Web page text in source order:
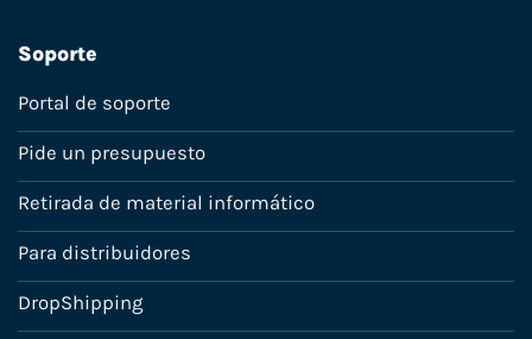
Soporte
Portal de soporte
Pide un presupuesto
Retirada de material informático
Para distribuidores
DropShipping